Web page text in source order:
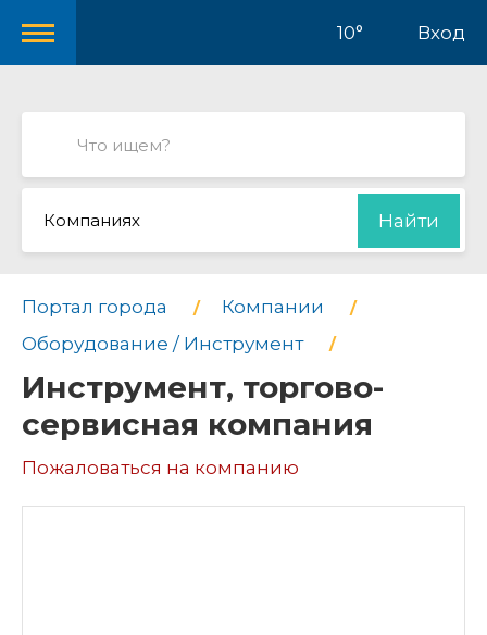
10° Вход
Компаниях Найти
Портал города
Компании
Оборудование / Инструмент
Инструмент, торгово-
сервисная компания
Пожаловаться на компанию